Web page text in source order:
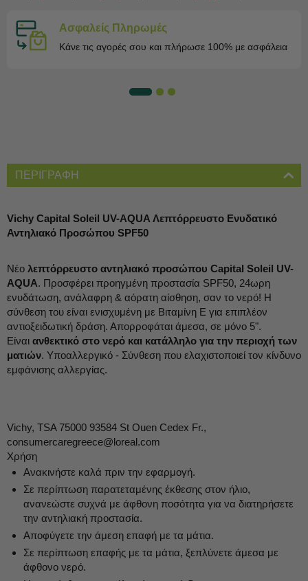
Ασφαλείς Πληρωμές
Κάνε τις αγορές σου και πλήρωσε 100% με ασφάλεια
ΠΕΡΙΓΡΑΦΗ
Vichy Capital Soleil UV-AQUA Λεπτόρρευστο Ενυδατικό
Αντηλιακό Προσώπου SPF50
Νέο λεπτόρρευστο αντηλιακό προσώπου Capital Soleil UV-
AQUA. Προσφέρει προηγμένη προστασία SPF50, 24ωρη
ενυδάτωση, ανάλαφρη & αόρατη αίσθηση, σαν το νερό! Η
σύνθεση του είναι ενισχυμένη με Βιταμίνη Ε για επιπλέον
αντιοξειδωτική δράση. Απορροφάται άμεσα, σε μόνο 5".
Είναι ανθεκτικό στο νερό και κατάλληλο για την περιοχή των
ματιών. Υποαλλεργικό - Σύνθεση που ελαχιστοποιεί τον κίνδυνο
εμφάνισης αλλεργίας.
Vichy, TSA 75000 93584 St Ouen Cedex Fr.,
consumercaregreece@loreal.com
Χρήση
Ανακινήστε καλά πριν την εφαρμογή.
Σε περίπτωση παρατεταμένης έκθεσης στον ήλιο,
ανανεώστε συχνά με άφθονη ποσότητα για να διατηρήσετε
την αντηλιακή προστασία.
Αποφύγετε την άμεση επαφή με τα μάτια.
Σε περίπτωση επαφής με τα μάτια, ξεπλύνετε άμεσα με
άφθονο νερό.